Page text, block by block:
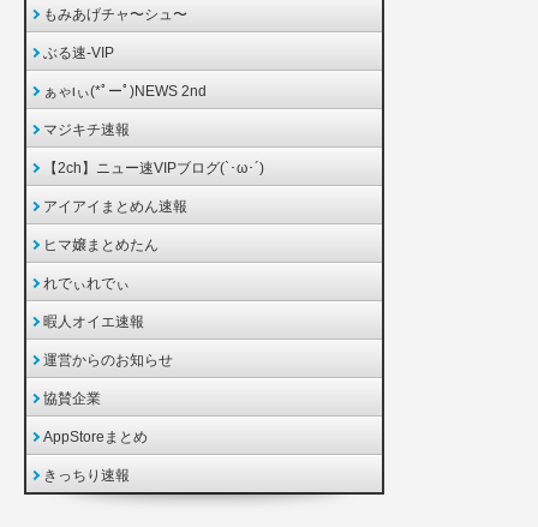
もみあげチャ〜シュ〜
ぶる速-VIP
ぁゃιぃ(*ﾟーﾟ)NEWS 2nd
マジキチ速報
【2ch】ニュー速VIPブログ(`･ω･´)
アイアイまとめん速報
ヒマ嬢まとめたん
れでぃれでぃ
暇人オイエ速報
運営からのお知らせ
協賛企業
AppStoreまとめ
きっちり速報